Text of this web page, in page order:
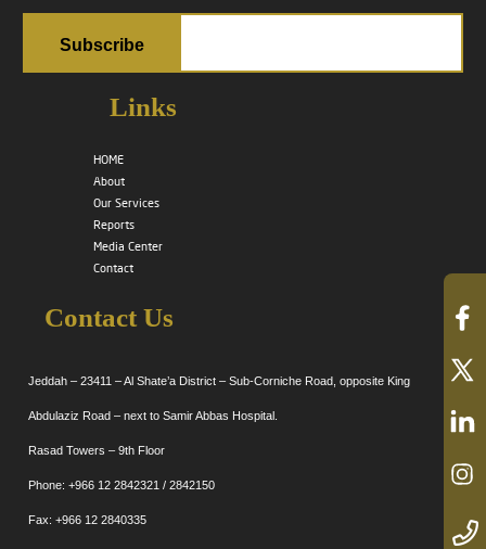
Links
HOME
About
Our Services
Reports
Media Center
Contact
Contact Us
Jeddah – 23411 – Al Shate’a District – Sub-Corniche Road, opposite King
Abdulaziz Road – next to Samir Abbas Hospital.
Rasad Towers – 9th Floor
Phone: +966 12 2842321 / 2842150
Fax: +966 12 2840335